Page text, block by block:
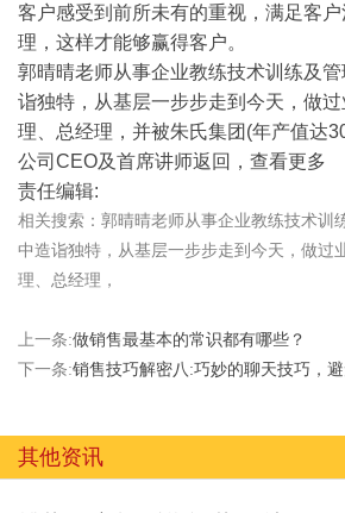
客户感受到前所未有的重视，满足客
理，这样才能够赢得客户。
郭晴晴老师从事企业教练技术训练及
诣独特，从基层一步步走到今天，做
理、总经理，并被朱氏集团(年产值达
公司CEO及首席讲师返回，查看更多
责任编辑:
相关搜索：郭晴晴老师从事企业教练技术训
中造诣独特，从基层一步步走到今天，做过
理、总经理，
上一条:做销售最基本的常识都有哪些？
下一条:销售技巧解密八:巧妙的聊天技巧，
其他资讯